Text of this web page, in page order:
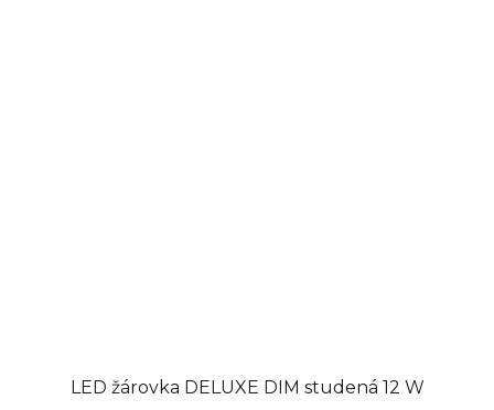
LED žárovka DELUXE DIM studená 12 W